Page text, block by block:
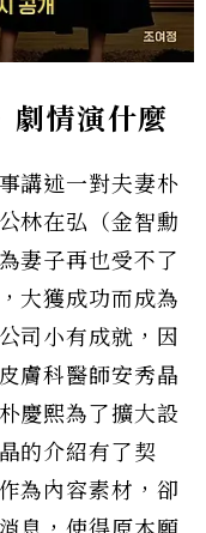
劇情演什麼
講述一對夫妻朴
林在弘（金智勳
妻子再也受不了
大獲成功而成為
司小有成就，因
膚科醫師安秀晶
慶熙為了擴大設
的介紹有了契
為內容素材，卻